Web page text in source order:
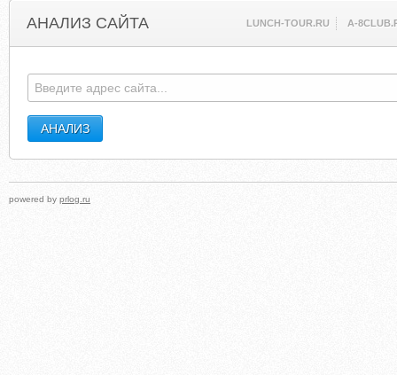
АНАЛИЗ САЙТА LUNCH-TOUR.RU A-
powered by prlog.ru